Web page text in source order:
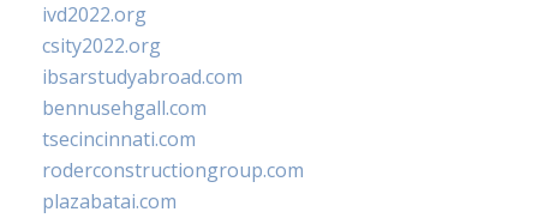
ivd2022.org
csity2022.org
ibsarstudyabroad.com
bennusehgall.com
tsecincinnati.com
roderconstructiongroup.com
plazabatai.com